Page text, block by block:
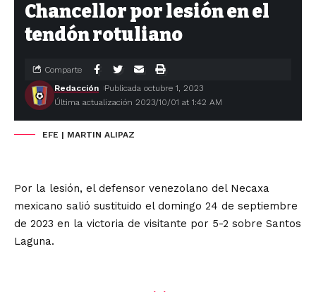
Chancellor por lesión en el
tendón rotuliano
Última actualización 2023/10/01 at 1:42 AM
Redacción Publicada octubre 1, 2023
Comparte
EFE | MARTIN ALIPAZ
Por la lesión, el defensor venezolano del Necaxa
mexicano salió sustituido el domingo 24 de septiembre
de 2023 en la victoria de visitante por 5-2 sobre Santos
Laguna.